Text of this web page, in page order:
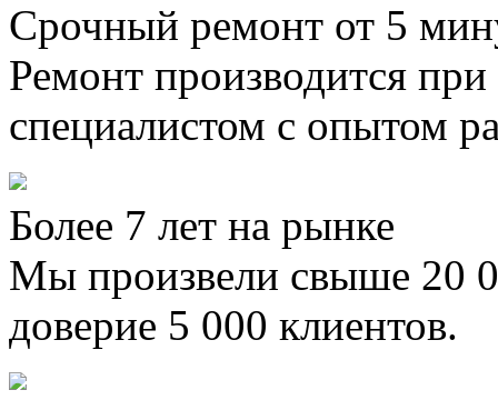
Срочный ремонт от 5
Ремонт производится
специалистом с опытом
Более 7 лет на рынке
Мы произвели свыше 20
доверие 5 000 клиентов.